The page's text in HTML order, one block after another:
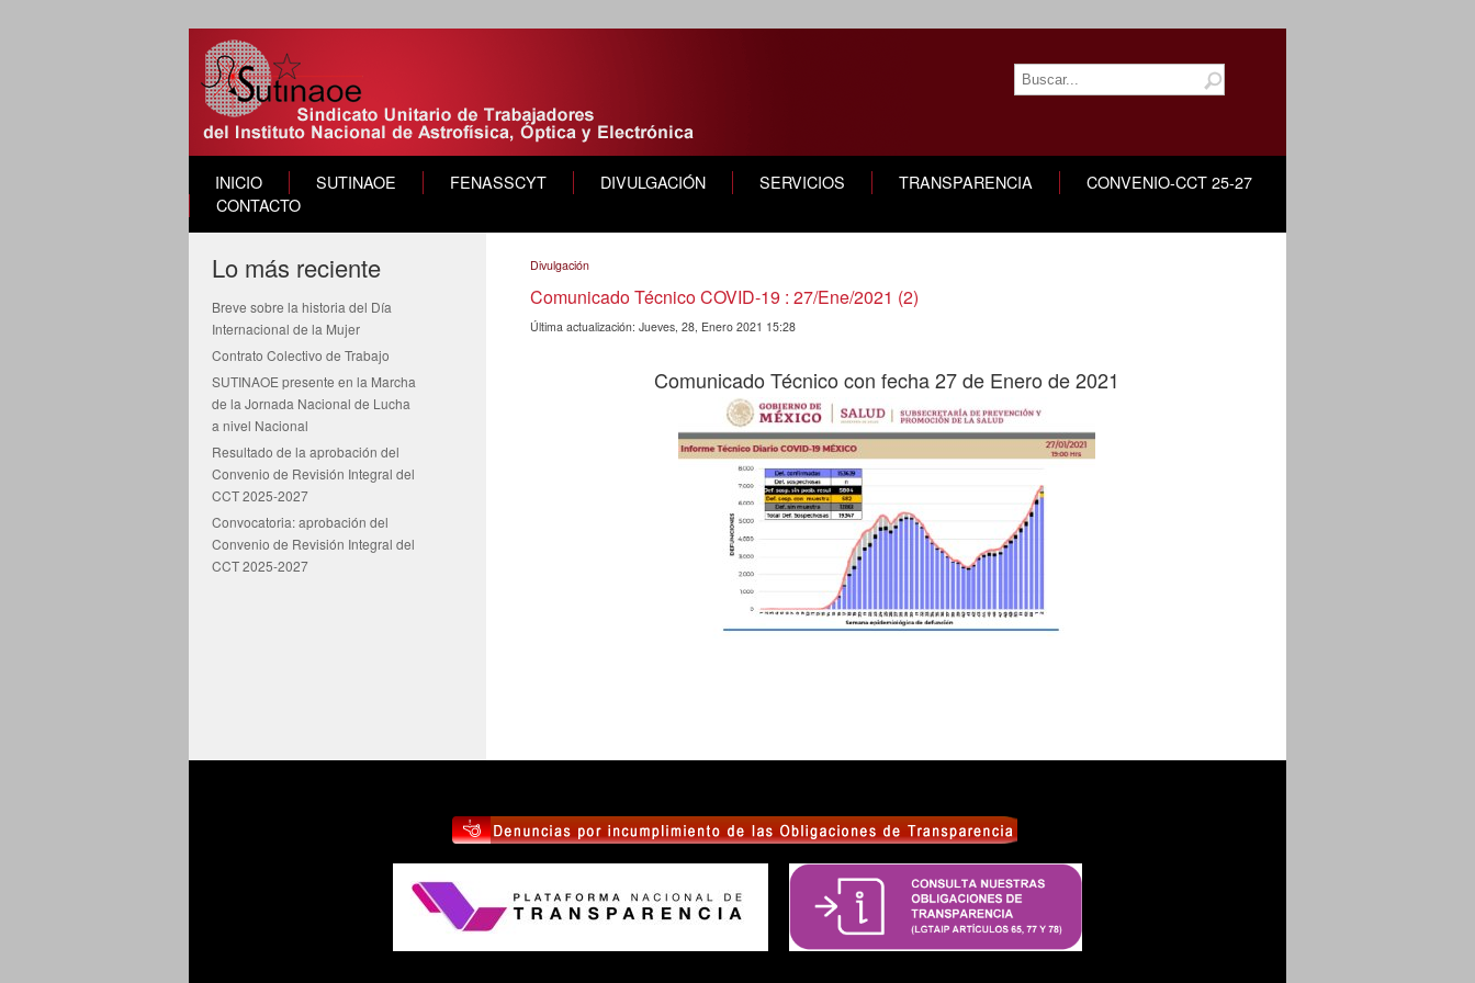
INICIO SUTINAOE FENASSCYT DIVULGACIÓN SERVICIOS TRANSPARENCIA
CONVENIO-CCT 25-27
CONTACTO
Lo más reciente
Breve sobre la historia del Día
Internacional de la Mujer
Contrato Colectivo de Trabajo
SUTINAOE presente en la Marcha
de la Jornada Nacional de Lucha
a nivel Nacional
Resultado de la aprobación del
Convenio de Revisión Integral del
CCT 2025-2027
Convocatoria: aprobación del
Convenio de Revisión Integral del
CCT 2025-2027
Divulgación
Comunicado Técnico COVID-19 : 27/Ene/2021 (2)
Última actualización: Jueves, 28, Enero 2021 15:28
Comunicado Técnico con fecha 27 de Enero de 2021